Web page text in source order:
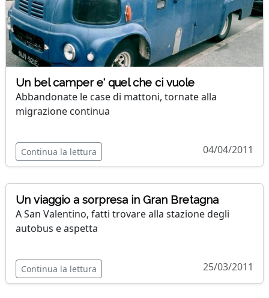
Un bel camper e' quel che ci vuole
Abbandonate le case di mattoni, tornate alla
migrazione continua
Continua la lettura 04/04/2011
Un viaggio a sorpresa in Gran Bretagna
A San Valentino, fatti trovare alla stazione degli
autobus e aspetta
Continua la lettura 25/03/2011